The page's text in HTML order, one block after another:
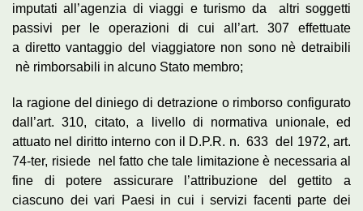
imputati all’agenzia di viaggi e turismo da altri soggetti
passivi per le operazioni di cui all’art. 307 effettuate
a diretto vantaggio del viaggiatore non sono nè detraibili
nè rimborsabili in alcuno Stato membro;
la ragione del diniego di detrazione o rimborso configurato
dall’art. 310, citato, a livello di normativa unionale, ed
attuato nel diritto interno con il D.P.R. n. 633 del 1972, art.
74-ter, risiede nel fatto che tale limitazione è necessaria al
fine di potere assicurare l’attribuzione del gettito a
ciascuno dei vari Paesi in cui i servizi facenti parte dei